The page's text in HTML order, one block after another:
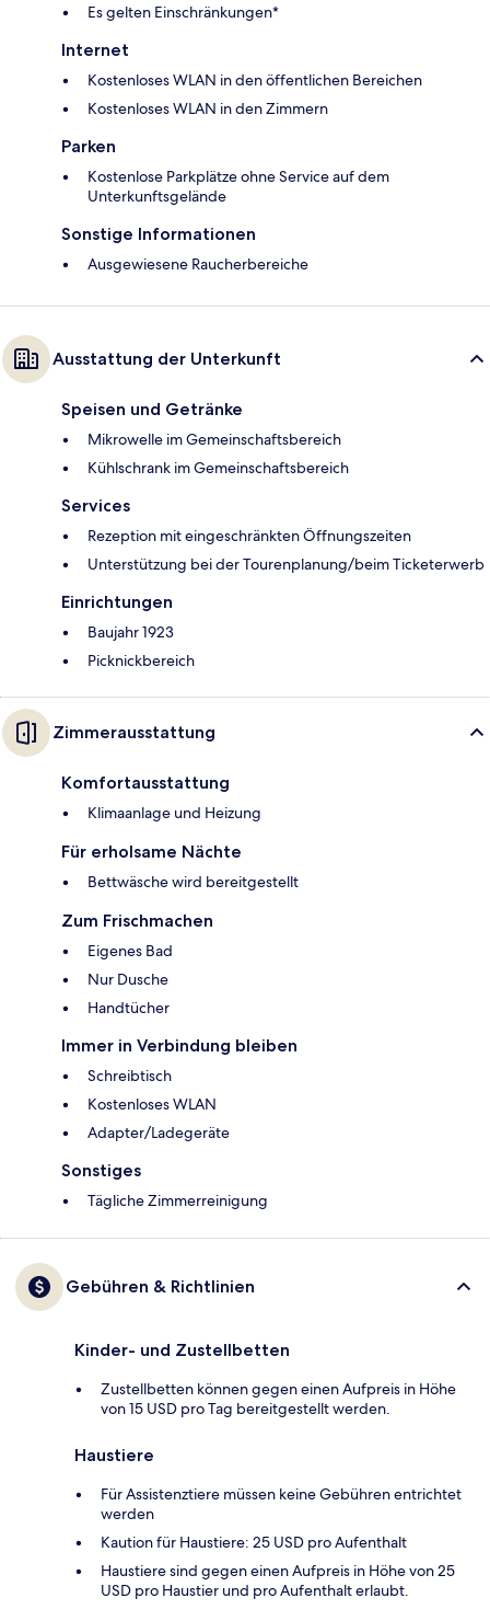
Es gelten Einschränkungen*
Internet
Kostenloses WLAN in den öffentlichen Bereichen
Kostenloses WLAN in den Zimmern
Parken
Kostenlose Parkplätze ohne Service auf dem
Unterkunftsgelände
Sonstige Informationen
Ausgewiesene Raucherbereiche
Ausstattung der Unterkunft
Speisen und Getränke
Mikrowelle im Gemeinschaftsbereich
Kühlschrank im Gemeinschaftsbereich
Services
Rezeption mit eingeschränkten Öffnungszeiten
Unterstützung bei der Tourenplanung/beim Ticketerwerb
Einrichtungen
Baujahr 1923
Picknickbereich
Zimmerausstattung
Komfortausstattung
Klimaanlage und Heizung
Für erholsame Nächte
Bettwäsche wird bereitgestellt
Zum Frischmachen
Eigenes Bad
Nur Dusche
Handtücher
Immer in Verbindung bleiben
Schreibtisch
Kostenloses WLAN
Adapter/Ladegeräte
Sonstiges
Tägliche Zimmerreinigung
Gebühren & Richtlinien
Kinder- und Zustellbetten
Zustellbetten können gegen einen Aufpreis in Höhe
von 15 USD pro Tag bereitgestellt werden.
Haustiere
Für Assistenztiere müssen keine Gebühren entrichtet
werden
Kaution für Haustiere: 25 USD pro Aufenthalt
Haustiere sind gegen einen Aufpreis in Höhe von 25
USD pro Haustier und pro Aufenthalt erlaubt.